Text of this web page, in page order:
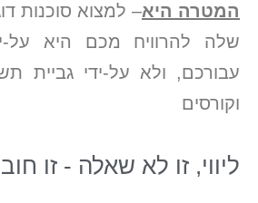
המטרה היא– למצוא סוכנות
שלה להרוויח מכם היא על-
עבורכם, ולא על-ידי גביית
וקורסים
ליווי, זו לא שאלה - זו